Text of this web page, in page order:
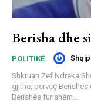
Berisha dhe
POLITIKË
Shkruan Zef Ndreka Shqipëria ka ndryshuar. E shohin dhe e ndjejnë të
gjithë, përveç
Berishës furishëm...